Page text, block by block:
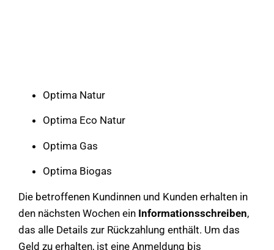
Optima Natur
Optima Eco Natur
Optima Gas
Optima Biogas
Die betroffenen Kundinnen und Kunden erhalten in
den nächsten Wochen ein Informationsschreiben,
das alle Details zur Rückzahlung enthält. Um das
Geld zu erhalten, ist eine Anmeldung bis